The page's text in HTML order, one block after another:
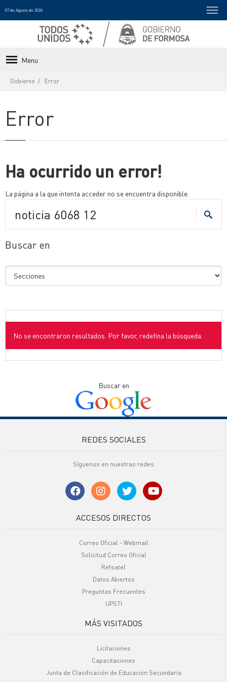
07 de Agosto de 2026
Menu
Gobierno Error
Error
Ha ocurrido un error!
La página a la que intenta acceder no se encuentra disponible.
Buscar en
No se encontraron resultados. Por favor, redefina la búsqueda.
Buscar en
REDES SOCIALES
Síguenos en nuestras redes
ACCESOS DIRECTOS
Correo Oficial - Webmail
Solicitud Correo Oficial
Refsatel
Datos Abiertos
Preguntas Frecuentes
UPSTI
MÁS VISITADOS
Licitaciones
Capacitaciones
Junta de Clasificación de Educación Secundaria